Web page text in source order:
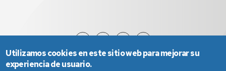
Utilizamos cookies en este sitio web para mejorar su
experiencia de usuario.